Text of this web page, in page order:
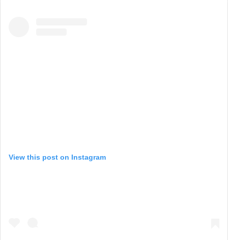
View this post on Instagram